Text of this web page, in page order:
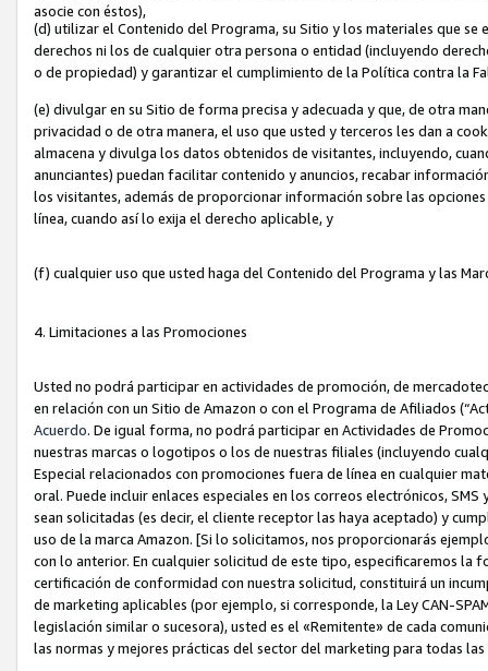
asocie con éstos),
(d) utilizar el Contenido del Programa, su Sitio y los materiales que se
derechos ni los de cualquier otra persona o entidad (incluyendo
o de propiedad) y garantizar el cumplimiento de la Política contra la
(e) divulgar en su Sitio de forma precisa y adecuada y que, de otra
privacidad o de otra manera, el uso que usted y terceros les dan a
almacena y divulga los datos obtenidos de visitantes, incluyendo,
anunciantes) puedan facilitar contenido y anuncios, recabar
los visitantes, además de proporcionar información sobre las
línea, cuando así lo exija el derecho aplicable, y
(f) cualquier uso que usted haga del Contenido del Programa y las
4. Limitaciones a las Promociones
Usted no podrá participar en actividades de promoción, de
en relación con un Sitio de Amazon o con el Programa de Afiliados
Acuerdo. De igual forma, no podrá participar en Actividades de
nuestras marcas o logotipos o los de nuestras filiales (incluyendo
Especial relacionados con promociones fuera de línea en cualquier
oral. Puede incluir enlaces especiales en los correos electrónicos,
sean solicitadas (es decir, el cliente receptor las haya aceptado) y
uso de la marca Amazon. [Si lo solicitamos, nos proporcionarás
con lo anterior. En cualquier solicitud de este tipo, especificaremos
certificación de conformidad con nuestra solicitud, constituirá un
de marketing aplicables (por ejemplo, si corresponde, la Ley CAN-
legislación similar o sucesora), usted es el «Remitente» de cada
las normas y mejores prácticas del sector del marketing para todas